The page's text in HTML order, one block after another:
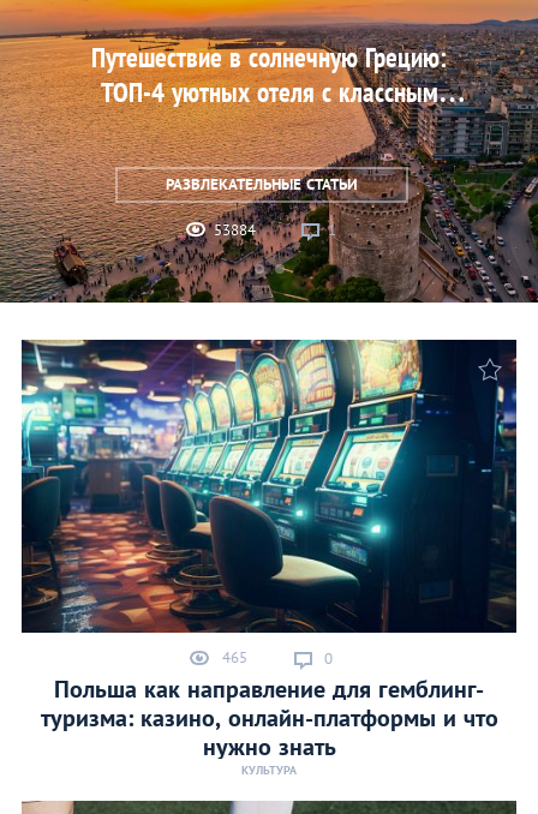
Путешествие в солнечную Грецию:
ТОП-4 уютных отеля с классным
расположением, где стоит остановиться
РАЗВЛЕКАТЕЛЬНЫЕ СТАТЬИ
53884 1
465 0
Польша как направление для гемблинг-
туризма: казино, онлайн-платформы и что
нужно знать
КУЛЬТУРА